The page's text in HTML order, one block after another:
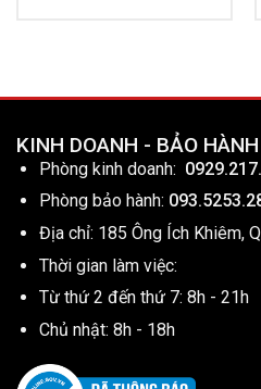
KINH DOANH - BẢO HÀNH
Phòng kinh doanh:
Phòng bảo hành:
Địa chỉ: 185 Ông Ích Khiêm,
Thời gian làm việc:
Từ thứ 2 đến thứ 7: 8h - 21h
Chủ nhật: 8h - 18h